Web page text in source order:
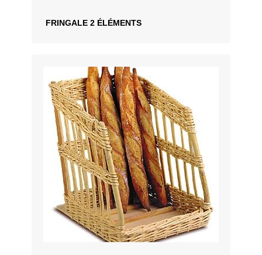
FRINGALE 2 ÉLÉMENTS
ZUM ANGEBOT HINZUFÜGEN